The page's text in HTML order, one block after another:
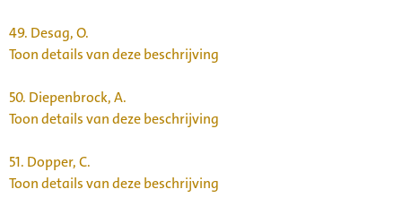
49. Desag, O.
Toon details van deze beschrijving
50. Diepenbrock, A.
Toon details van deze beschrijving
51. Dopper, C.
Toon details van deze beschrijving